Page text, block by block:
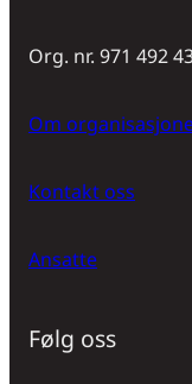
Org. nr. 971 492
Om
Kontakt oss
Ansatte
Følg oss